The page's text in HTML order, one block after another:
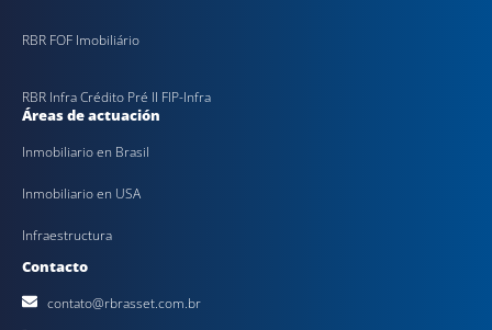
RBR FOF Imobiliário
RBR Infra Crédito Pré II FIP-Infra
Áreas de actuación
Inmobiliario en Brasil
Inmobiliario en USA
Infraestructura
Contacto
contato@rbrasset.com.br